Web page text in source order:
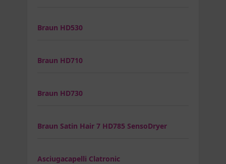
Braun HD530
Braun HD710
Braun HD730
Braun Satin Hair 7 HD785 SensoDryer
Asciugacapelli Clatronic